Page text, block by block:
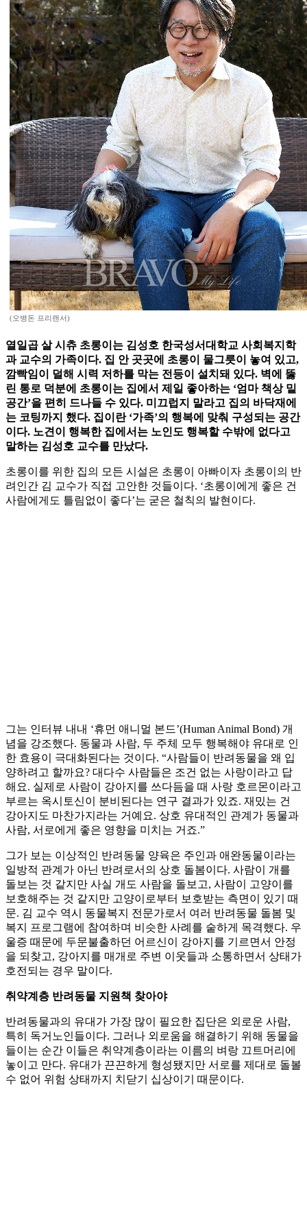
(오병돈 프리랜서)
열일곱 살 시츄 초롱이는 김성호 한국성서대학교 사회복지학
과 교수의 가족이다. 집 안 곳곳에 초롱이 물그릇이 놓여 있고,
깜빡임이 덜해 시력 저하를 막는 전등이 설치돼 있다. 벽에 뚫
린 통로 덕분에 초롱이는 집에서 제일 좋아하는 ‘엄마 책상 밑
공간’을 편히 드나들 수 있다. 미끄럽지 말라고 집의 바닥재에
는 코팅까지 했다. 집이란 ‘가족’의 행복에 맞춰 구성되는 공간
이다. 노견이 행복한 집에서는 노인도 행복할 수밖에 없다고
말하는 김성호 교수를 만났다.
초롱이를 위한 집의 모든 시설은 초롱이 아빠이자 초롱이의 반
려인간 김 교수가 직접 고안한 것들이다. ‘초롱이에게 좋은 건
사람에게도 틀림없이 좋다’는 굳은 철칙의 발현이다.
그는 인터뷰 내내 ‘휴먼 애니멀 본드’(Human Animal Bond) 개
념을 강조했다. 동물과 사람, 두 주체 모두 행복해야 유대로 인
한 효용이 극대화된다는 것이다. “사람들이 반려동물을 왜 입
양하려고 할까요? 대다수 사람들은 조건 없는 사랑이라고 답
해요. 실제로 사람이 강아지를 쓰다듬을 때 사랑 호르몬이라고
부르는 옥시토신이 분비된다는 연구 결과가 있죠. 재밌는 건
강아지도 마찬가지라는 거예요. 상호 유대적인 관계가 동물과
사람, 서로에게 좋은 영향을 미치는 거죠.”
그가 보는 이상적인 반려동물 양육은 주인과 애완동물이라는
일방적 관계가 아닌 반려로서의 상호 돌봄이다. 사람이 개를
돌보는 것 같지만 사실 개도 사람을 돌보고, 사람이 고양이를
보호해주는 것 같지만 고양이로부터 보호받는 측면이 있기 때
문. 김 교수 역시 동물복지 전문가로서 여러 반려동물 돌봄 및
복지 프로그램에 참여하며 비슷한 사례를 숱하게 목격했다. 우
울증 때문에 두문불출하던 어르신이 강아지를 기르면서 안정
을 되찾고, 강아지를 매개로 주변 이웃들과 소통하면서 상태가
호전되는 경우 말이다.
취약계층 반려동물 지원책 찾아야
반려동물과의 유대가 가장 많이 필요한 집단은 외로운 사람,
특히 독거노인들이다. 그러나 외로움을 해결하기 위해 동물을
들이는 순간 이들은 취약계층이라는 이름의 벼랑 끄트머리에
놓이고 만다. 유대가 끈끈하게 형성됐지만 서로를 제대로 돌볼
수 없어 위험 상태까지 치닫기 십상이기 때문이다.